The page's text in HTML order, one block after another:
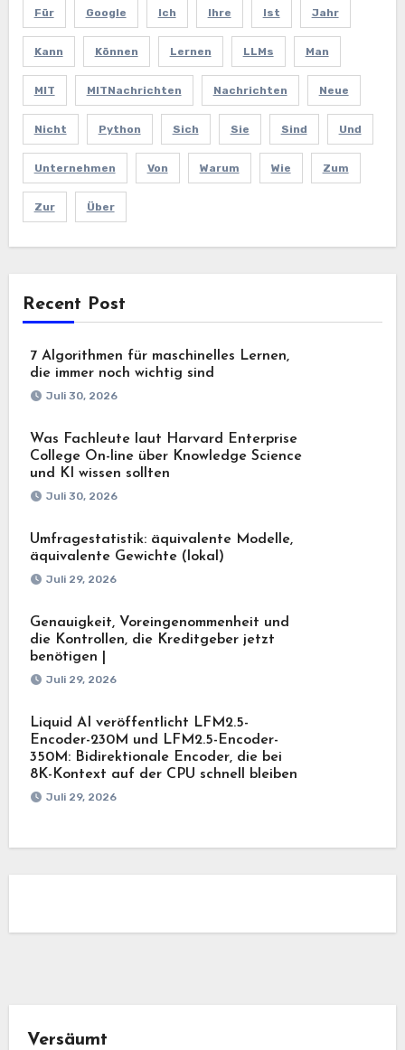
Für Google Ich Ihre Ist Jahr
Kann Können Lernen LLMs Man
MIT MITNachrichten Nachrichten Neue
Nicht Python Sich Sie Sind Und
Unternehmen Von Warum Wie Zum
Zur Über
Recent Post
7 Algorithmen für maschinelles Lernen,
die immer noch wichtig sind
Juli 30, 2026
Was Fachleute laut Harvard Enterprise
College On-line über Knowledge Science
und KI wissen sollten
Juli 30, 2026
Umfragestatistik: äquivalente Modelle,
äquivalente Gewichte (lokal)
Juli 29, 2026
Genauigkeit, Voreingenommenheit und
die Kontrollen, die Kreditgeber jetzt
benötigen |
Juli 29, 2026
Liquid AI veröffentlicht LFM2.5-
Encoder-230M und LFM2.5-Encoder-
350M: Bidirektionale Encoder, die bei
8K-Kontext auf der CPU schnell bleiben
Juli 29, 2026
Versäumt